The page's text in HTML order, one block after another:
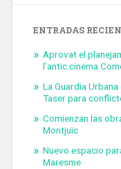
ENTRADAS
Aprovat el
l’antic cinema
La Guardia
Taser para
Comienzan las
Montjuïc
Nuevo espacio
Maresme